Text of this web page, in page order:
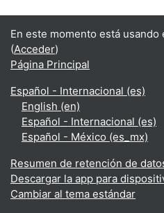
En este momento está
(Acceder)
Página Principal
Español - Internacional ‎(es)‎
English ‎(en)‎
Español - Internacional ‎(es)‎
Español - México ‎(es_mx)‎
Resumen de retención de
Descargar la app para
Cambiar al tema estándar